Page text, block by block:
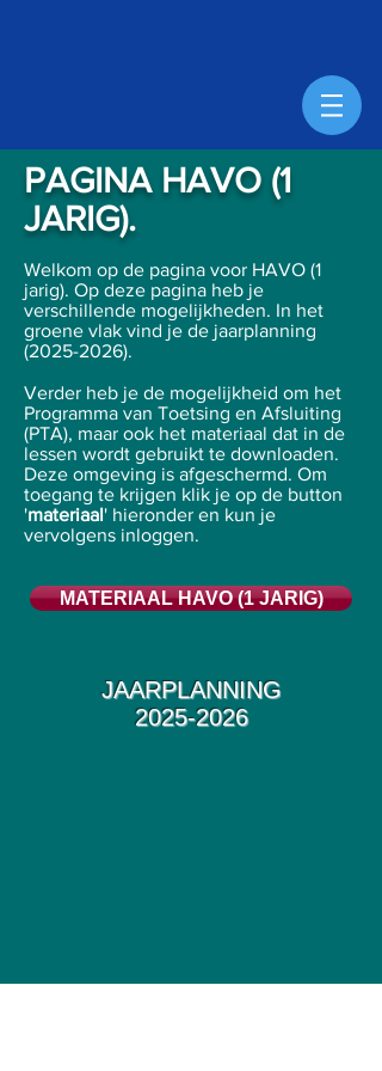
PAGINA HAVO (1
JARIG).
Welkom op de pagina voor HAVO (1
jarig). Op deze pagina heb je
verschillende mogelijkheden. In het
groene vlak vind je de jaarplanning
(2025-2026).
Verder heb je de mogelijkheid om het
Programma van Toetsing en Afsluiting
(PTA), maar ook het materiaal dat in de
lessen wordt gebruikt te downloaden.
Deze omgeving is afgeschermd. Om
toegang te krijgen klik je op de button
'materiaal' hieronder en kun je
vervolgens inloggen.
MATERIAAL HAVO (1 JARIG)
JAARPLANNING
2025-2026